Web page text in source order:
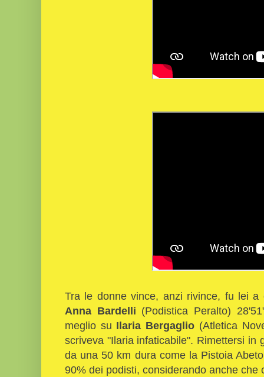
Tra le donne vince, anzi rivince, fu lei
Anna Bardelli (Podistica Peralto)
meglio su Ilaria Bergaglio (Atletica
scriveva "Ilaria infaticabile". Rimettersi in
da una 50 km dura come la Pistoia
90% dei podisti, considerando anche